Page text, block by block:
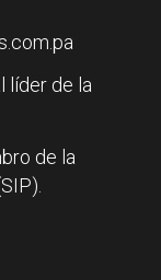
líder de la
de la